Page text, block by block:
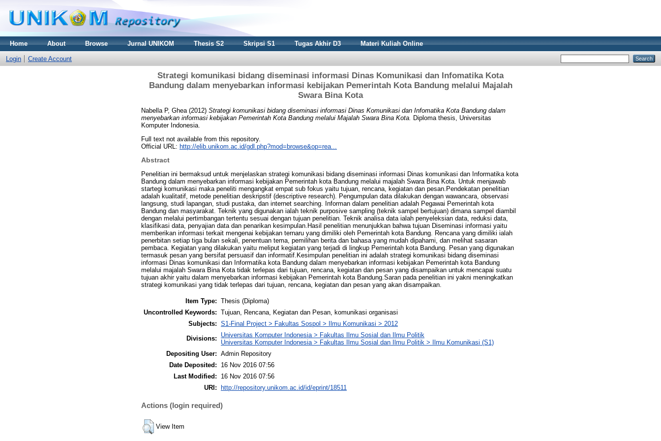
Home About Browse Jurnal UNIKOM Thesis S2 Skripsi S1 Tugas Akhir D3 Materi Kuliah Online
Login Create Account
Strategi komunikasi bidang diseminasi informasi Dinas Komunikasi dan Infomatika Kota
Bandung dalam menyebarkan informasi kebijakan Pemerintah Kota Bandung melalui Majalah
Swara Bina Kota
Nabella P, Ghea (2012) Strategi komunikasi bidang diseminasi informasi Dinas Komunikasi dan Infomatika Kota Bandung dalam
menyebarkan informasi kebijakan Pemerintah Kota Bandung melalui Majalah Swara Bina Kota.
Diploma thesis, Universitas
Komputer Indonesia.
Full text not available from this repository.
Official URL: http://elib.unikom.ac.id/gdl.php?mod=browse&op=rea...
Abstract
Penelitian ini bermaksud untuk menjelaskan strategi komunikasi bidang diseminasi informasi Dinas komunikasi dan Informatika kota
Bandung dalam menyebarkan informasi kebijakan Pemerintah kota Bandung melalui majalah Swara Bina Kota. Untuk menjawab
startegi komunikasi maka peneliti mengangkat empat sub fokus yaitu tujuan, rencana, kegiatan dan pesan.Pendekatan penelitian
adalah kualitatif, metode penelitian deskripstif (descriptive research). Pengumpulan data dilakukan dengan wawancara, observasi
langsung, studi lapangan, studi pustaka, dan internet searching. Informan dalam penelitian adalah Pegawai Pemerintah kota
Bandung dan masyarakat. Teknik yang digunakan ialah teknik purposive sampling (teknik sampel bertujuan) dimana sampel diambil
dengan melalui pertimbangan tertentu sesuai dengan tujuan penelitian. Teknik analisa data ialah penyeleksian data, reduksi data,
klasifikasi data, penyajian data dan penarikan kesimpulan.Hasil penelitian menunjukkan bahwa tujuan Diseminasi informasi yaitu
memberikan informasi terkait mengenai kebijakan ternaru yang dimiliki oleh Pemerintah kota Bandung. Rencana yang dimiliki ialah
penerbitan setiap tiga bulan sekali, penentuan tema, pemilihan berita dan bahasa yang mudah dipahami, dan melihat sasaran
pembaca. Kegiatan yang dilakukan yaitu meliput kegiatan yang terjadi di lingkup Pemerintah kota Bandung. Pesan yang digunakan
termasuk pesan yang bersifat persuasif dan informatif.Kesimpulan penelitian ini adalah strategi komunikasi bidang diseminasi
informasi Dinas komunikasi dan Informatika kota Bandung dalam menyebarkan informasi kebijakan Pemerintah kota Bandung
melalui majalah Swara Bina Kota tidak terlepas dari tujuan, rencana, kegiatan dan pesan yang disampaikan untuk mencapai suatu
tujuan akhir yaitu dalam menyebarkan informasi kebijakan Pemerintah kota Bandung.Saran pada penelitian ini yakni meningkatkan
strategi komunikasi yang tidak terlepas dari tujuan, rencana, kegiatan dan pesan yang akan disampaikan.
Item Type: Thesis (Diploma)
Uncontrolled Keywords: Tujuan, Rencana, Kegiatan dan Pesan, komunikasi organisasi
Subjects: S1-Final Project > Fakultas Sospol > Ilmu Komunikasi > 2012
Divisions:
Universitas Komputer Indonesia > Fakultas Ilmu Sosial dan Ilmu Politik
Universitas Komputer Indonesia > Fakultas Ilmu Sosial dan Ilmu Politik > Ilmu Komunikasi (S1)
Depositing User: Admin Repository
Date Deposited:
16 Nov 2016 07:56
Last Modified:
16 Nov 2016 07:56
URI:
http://repository.unikom.ac.id/id/eprint/18511
Actions (login required)
View Item